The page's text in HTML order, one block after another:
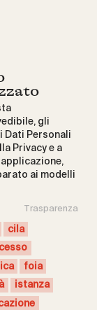
gli
Dati Personali
Privacy e a
ai modelli
Trasparenza
cila
foia
istanza